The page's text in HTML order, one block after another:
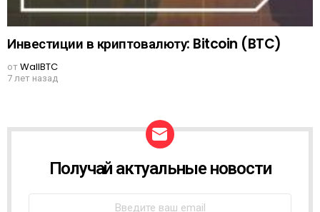
Инвестиции в криптовалюту: Bitcoin (BTC)
отWallBTC
7 лет назад
W
Получай актуальные новости